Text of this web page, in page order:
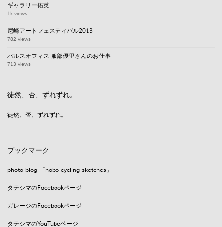
ギャラリー佑英
1k views
尼崎アートフェスティバル2013
782 views
パルスオフィス 服部優里さんのお仕事
713 views
徒然、否、ずれずれ。
徒然、否、ずれずれ。
ブックマーク
photo blog 「hobo cycling sketches」
タテシマのFacebookページ
ガレージのFacebookページ
タテシマのYouTubeページ